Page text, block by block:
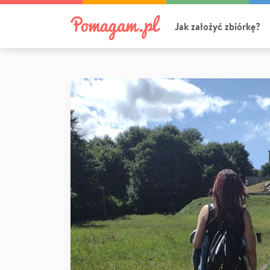
Jak założyć zbiórkę?